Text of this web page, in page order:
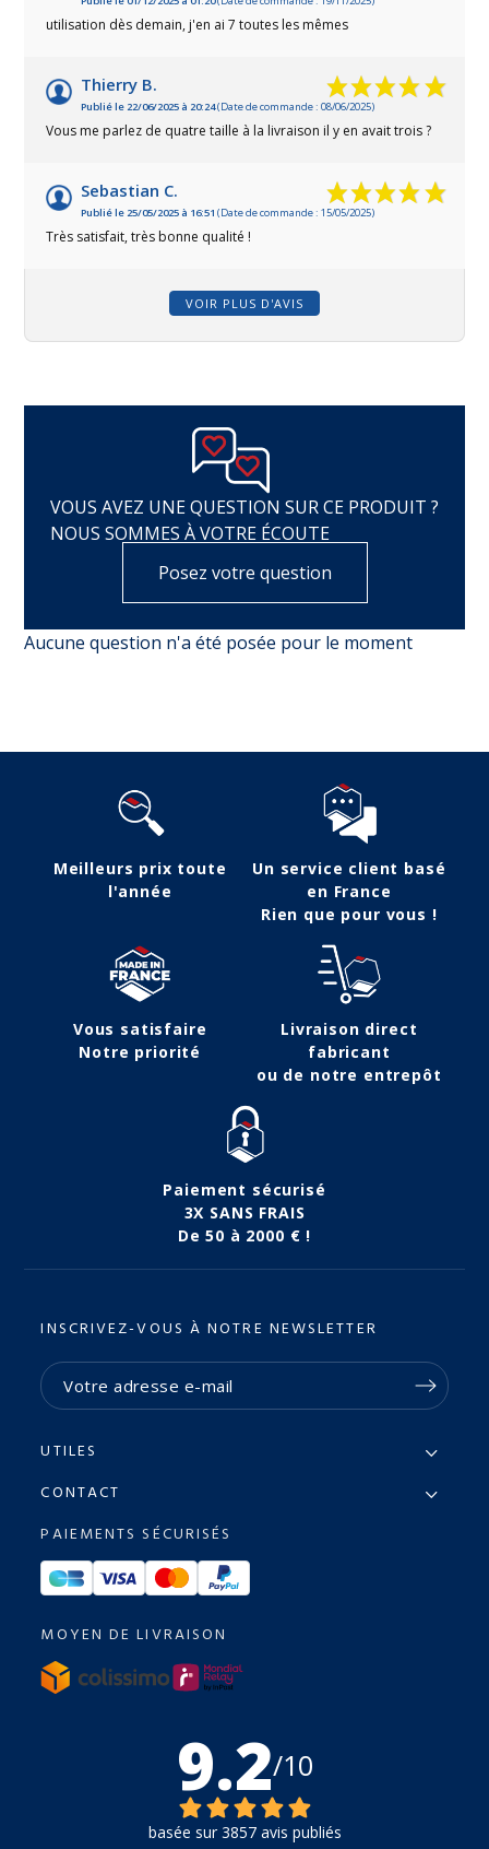
utilisation dès demain, j'en ai 7 toutes les mêmes
Thierry B.
Publié le 22/06/2025 à 20:24(Date de commande : 08/06/2025)
Vous me parlez de quatre taille à la livraison il y en avait trois ?
Sebastian C.
Publié le 25/05/2025 à 16:51 (Date de commande : 15/05/2025)
Très satisfait, très bonne qualité !
VOIR PLUS D'AVIS
VOUS AVEZ UNE QUESTION SUR CE PRODUIT ?
NOUS SOMMES À VOTRE ÉCOUTE
Posez votre question
Aucune question n'a été posée pour le moment
Meilleurs prix toute
l'année
Un service client basé
en France
Rien que pour vous !
Vous satisfaire
Notre priorité
Livraison direct
fabricant
ou de notre entrepôt
Paiement sécurisé
3X SANS FRAIS
De 50 à 2000 € !
INSCRIVEZ-VOUS À NOTRE NEWSLETTER
UTILES
CONTACT
PAIEMENTS SÉCURISÉS
MOYEN DE LIVRAISON
9.2/10
basée sur 3857 avis publiés